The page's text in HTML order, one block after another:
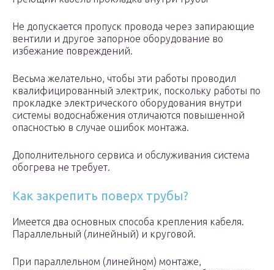
Не допускается пропуск провода через запирающие
вентили и другое запорное оборудование во
избежание повреждений.
Весьма желательно, чтобы эти работы проводил
квалифицированный электрик, поскольку работы по
прокладке электрического оборудования внутри
системы водоснабжения отличаются повышенной
опасностью в случае ошибок монтажа.
Дополнительного сервиса и обслуживания система
обогрева не требует.
Как закрепить поверх трубы?
Имеется два основных способа крепления кабеля.
Параллельный (линейный) и круговой.
При параллельном (линейном) монтаже,